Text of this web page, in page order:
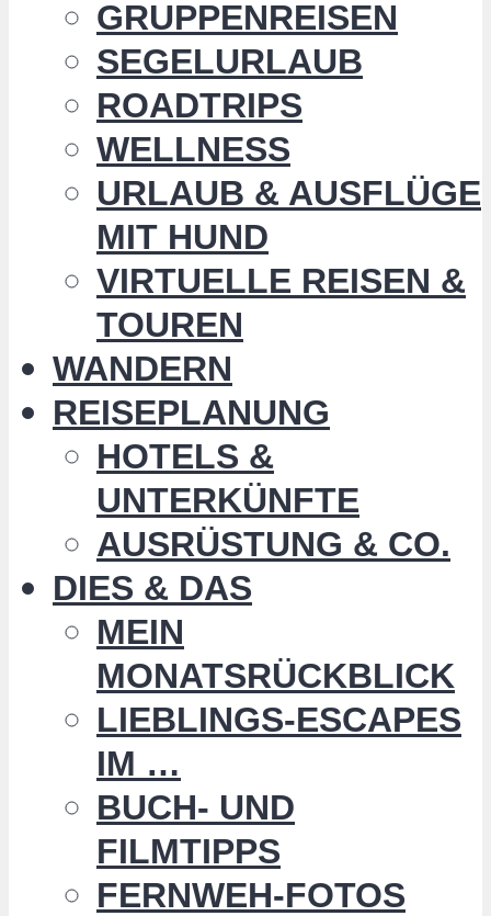
GRUPPENREISEN
SEGELURLAUB
ROADTRIPS
WELLNESS
URLAUB & AUSFLÜGE
MIT HUND
VIRTUELLE REISEN &
TOUREN
WANDERN
REISEPLANUNG
HOTELS &
UNTERKÜNFTE
AUSRÜSTUNG & CO.
DIES & DAS
MEIN
MONATSRÜCKBLICK
LIEBLINGS-ESCAPES
IM …
BUCH- UND
FILMTIPPS
FERNWEH-FOTOS